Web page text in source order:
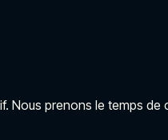
Nous prenons le temps